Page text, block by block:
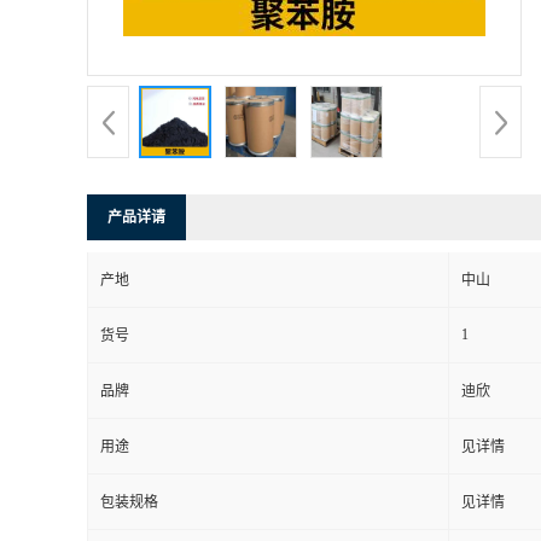
产品详请
产地 中山
货号 1
品牌 迪欣
用途 见详情
包装规格 见详情